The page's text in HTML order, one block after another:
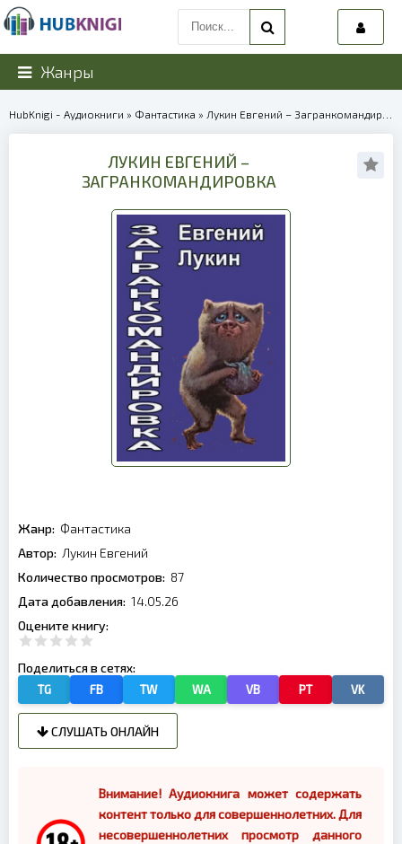
Жанры
HubKnigi - Аудиокниги » Фантастика » Лукин Евгений – Загранкомандировка | 39939
ЛУКИН ЕВГЕНИЙ –
ЗАГРАНКОМАНДИРОВКА
Жанр: Фантастика
Автор: Лукин Евгений
Количество просмотров: 87
Дата добавления: 14.05.26
Оцените книгу:
Поделиться в сетях:
TG FB TW WA VB PT VK
СЛУШАТЬ ОНЛАЙН
Внимание! Аудиокнига может содержать
контент только для совершеннолетних. Для
несовершеннолетних просмотр данного